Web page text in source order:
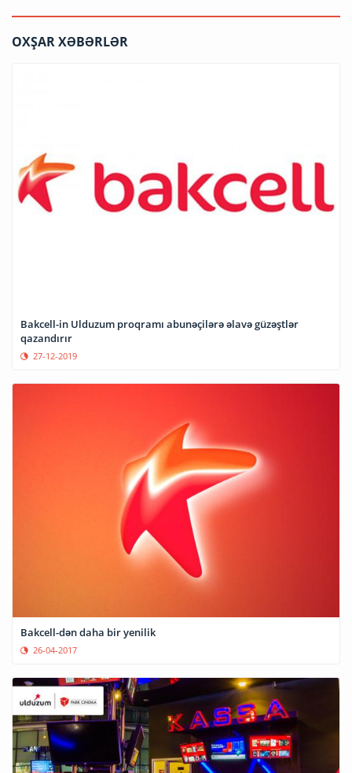
OXŞAR XƏBƏRLƏR
Bakcell-in Ulduzum proqramı abunəçilərə əlavə güzəştlər
qazandırır
27-12-2019
Bakcell-dən daha bir yenilik
26-04-2017